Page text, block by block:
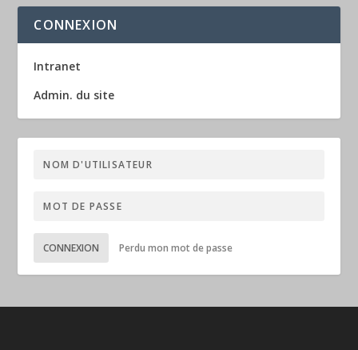
CONNEXION
Intranet
Admin. du site
CONNEXION Perdu mon mot de passe